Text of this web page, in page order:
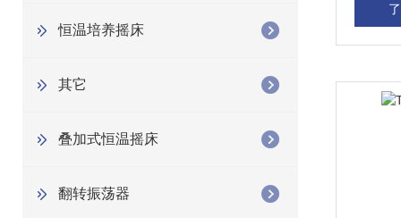
恒温培养摇床
其它
叠加式恒温摇床
翻转振荡器